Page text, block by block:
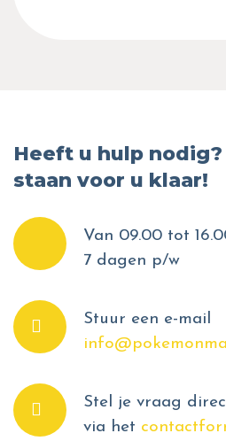
Heeft u hulp
staan voor u klaar!
Van 09.00 tot
7 dagen p/w
Stuur een e-mail
Stel je vraag
via het